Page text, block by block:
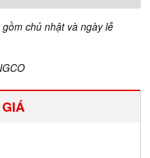
chủ nhật và ngày lễ